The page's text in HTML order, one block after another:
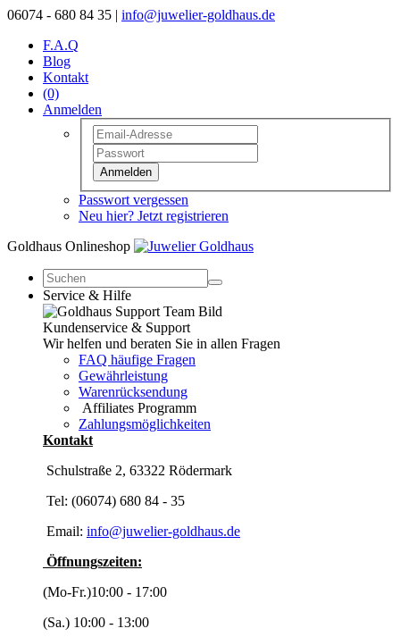
06074 - 680 84 35 | info@juwelier-goldhaus.de
F.A.Q
Blog
Kontakt
(0)
Anmelden
Anmelden
Passwort vergessen
Neu hier? Jetzt registrieren
Goldhaus Onlineshop
Service & Hilfe
Kundenservice & Support
Wir helfen und beraten Sie in allen Fragen
FAQ häufige Fragen
Gewährleistung
Warenrücksendung
Affiliates Programm
Zahlungsmöglichkeiten
Kontakt
Schulstraße 2, 63322 Rödermark
Tel: (06074) 680 84 - 35
Email: info@juwelier-goldhaus.de
Öffnungszeiten:
(Mo-Fr.)10:00 - 17:00
(Sa.) 10:00 - 13:00